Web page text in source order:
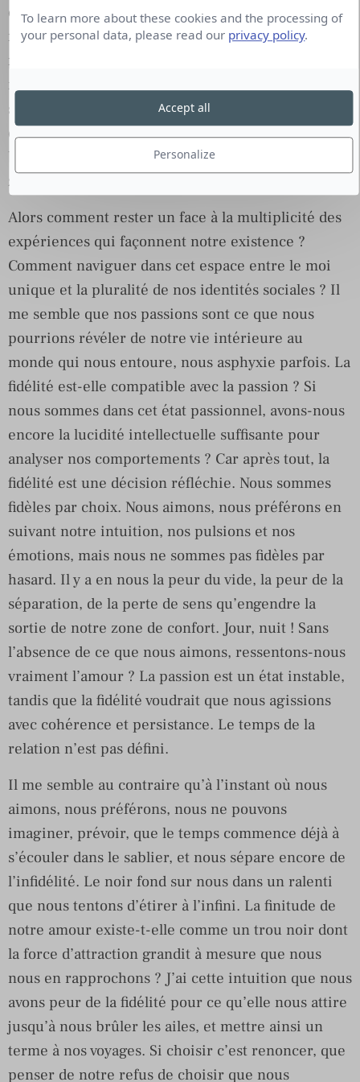
difficultés nées du chaos émotionnel dans lequel
nous immerge la vie au quotidien, que nous nous
réfugions dans une posture plus tranquille à vivre,
moins coûteuse en énergie, moins risquée pour la
survie de notre espèce. A l’inverse, notre soif
d’apprendre, de progresser, notre curiosité pour le
beau, le différent, nous invitent à sortir de notre
zone de confort pour l’ivresse de la liberté.
Alors comment rester un face à la multiplicité des
expériences qui façonnent notre existence ?
Comment naviguer dans cet espace entre le moi
unique et la pluralité de nos identités sociales ? Il
me semble que nos passions sont ce que nous
pourrions révéler de notre vie intérieure au
monde qui nous entoure, nous asphyxie parfois. La
fidélité est-elle compatible avec la passion ? Si
nous sommes dans cet état passionnel, avons-nous
encore la lucidité intellectuelle suffisante pour
analyser nos comportements ? Car après tout, la
fidélité est une décision réfléchie. Nous sommes
fidèles par choix. Nous aimons, nous préférons en
suivant notre intuition, nos pulsions et nos
émotions, mais nous ne sommes pas fidèles par
hasard. Il y a en nous la peur du vide, la peur de la
séparation, de la perte de sens qu’engendre la
sortie de notre zone de confort. Jour, nuit ! Sans
l’absence de ce que nous aimons, ressentons-nous
vraiment l’amour ? La passion est un état instable,
tandis que la fidélité voudrait que nous agissions
avec cohérence et persistance. Le temps de la
relation n’est pas défini.
Il me semble au contraire qu’à l’instant où nous
aimons, nous préférons, nous ne pouvons
imaginer, prévoir, que le temps commence déjà à
s’écouler dans le sablier, et nous sépare encore de
l’infidélité. Le noir fond sur nous dans un ralenti
que nous tentons d’étirer à l’infini. La finitude de
notre amour existe-t-elle comme un trou noir dont
la force d’attraction grandit à mesure que nous
nous en rapprochons ? J’ai cette intuition que nous
avons peur de la fidélité pour ce qu’elle nous attire
jusqu’à nous brûler les ailes, et mettre ainsi un
terme à nos voyages. Si choisir c’est renoncer, que
penser de notre refus de choisir que nous
To learn more about these cookies and the processing of
your personal data, please read our privacy policy.
Personalize
Accept all